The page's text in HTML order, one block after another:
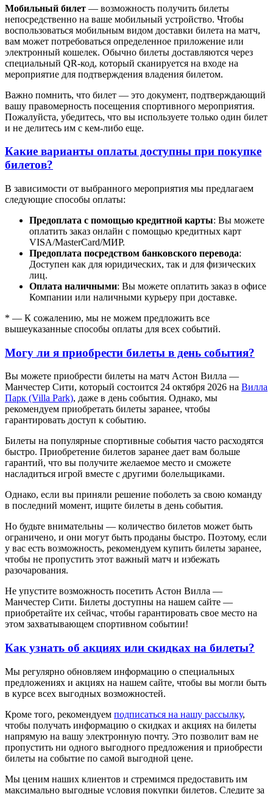
Мобильный билет — возможность получить билеты
непосредственно на ваше мобильный устройство. Чтобы
воспользоваться мобильным видом доставки билета на матч,
вам может потребоваться определенное приложение или
электронный кошелек. Обычно билеты доставляются через
специальный QR-код, который сканируется на входе на
мероприятие для подтверждения владения билетом.
Важно помнить, что билет — это документ, подтверждающий
вашу правомерность посещения спортивного мероприятия.
Пожалуйста, убедитесь, что вы используете только один билет
и не делитесь им с кем-либо еще.
Какие варианты оплаты доступны при покупке
билетов?
В зависимости от выбранного мероприятия мы предлагаем
следующие способы оплаты:
Предоплата с помощью кредитной карты: Вы можете
оплатить заказ онлайн с помощью кредитных карт
VISA/MasterСard/МИР.
Предоплата посредством банковского перевода:
Доступен как для юридических, так и для физических
лиц.
Оплата наличными: Вы можете оплатить заказ в офисе
Компании или наличными курьеру при доставке.
* — К сожалению, мы не можем предложить все
вышеуказанные способы оплаты для всех событий.
Могу ли я приобрести билеты в день события?
Вы можете приобрести билеты на матч Астон Вилла —
Манчестер Сити, который состоится 24 октября 2026 на Вилла
Парк (Villa Park), даже в день события. Однако, мы
рекомендуем приобретать билеты заранее, чтобы
гарантировать доступ к событию.
Билеты на популярные спортивные события часто расходятся
быстро. Приобретение билетов заранее дает вам больше
гарантий, что вы получите желаемое место и сможете
насладиться игрой вместе с другими болельщиками.
Однако, если вы приняли решение поболеть за свою команду
в последний момент, ищите билеты в день события.
Но будьте внимательны — количество билетов может быть
ограничено, и они могут быть проданы быстро. Поэтому, если
у вас есть возможность, рекомендуем купить билеты заранее,
чтобы не пропустить этот важный матч и избежать
разочарования.
Не упустите возможность посетить Астон Вилла —
Манчестер Сити. Билеты доступны на нашем сайте —
приобретайте их сейчас, чтобы гарантировать свое место на
этом захватывающем спортивном событии!
Как узнать об акциях или скидках на билеты?
Мы регулярно обновляем информацию о специальных
предложениях и акциях на нашем сайте, чтобы вы могли быть
в курсе всех выгодных возможностей.
Кроме того, рекомендуем подписаться на нашу рассылку,
чтобы получать информацию о скидках и акциях на билеты
напрямую на вашу электронную почту. Это позволит вам не
пропустить ни одного выгодного предложения и приобрести
билеты на событие по самой выгодной цене.
Мы ценим наших клиентов и стремимся предоставить им
максимально выгодные условия покупки билетов. Следите за